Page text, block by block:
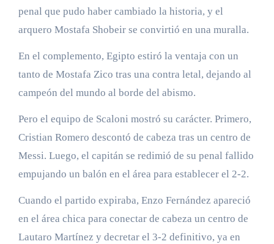
penal que pudo haber cambiado la historia, y el
arquero Mostafa Shobeir se convirtió en una muralla.
En el complemento, Egipto estiró la ventaja con un
tanto de Mostafa Zico tras una contra letal, dejando al
campeón del mundo al borde del abismo.
Pero el equipo de Scaloni mostró su carácter. Primero,
Cristian Romero descontó de cabeza tras un centro de
Messi. Luego, el capitán se redimió de su penal fallido
empujando un balón en el área para establecer el 2-2.
Cuando el partido expiraba, Enzo Fernández apareció
en el área chica para conectar de cabeza un centro de
Lautaro Martínez y decretar el 3-2 definitivo, ya en